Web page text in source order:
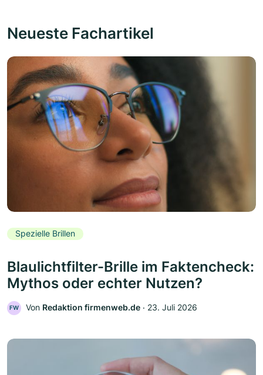
Neueste Fachartikel
Spezielle Brillen
Blaulichtfilter-Brille im Faktencheck:
Mythos oder echter Nutzen?
FW Von Redaktion firmenweb.de ‧ 23. Juli 2026